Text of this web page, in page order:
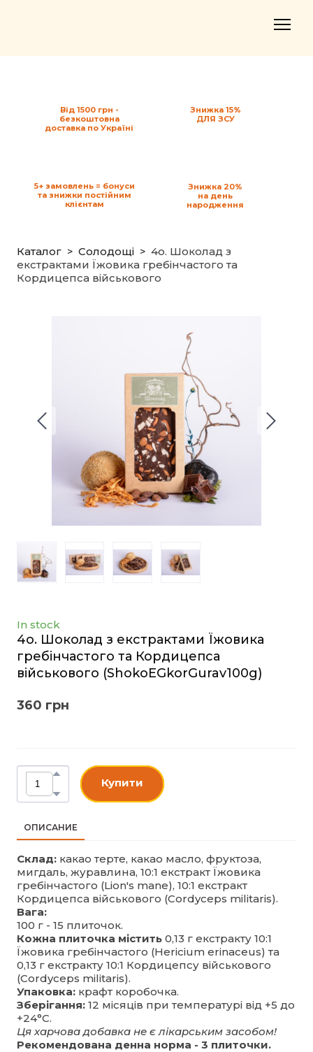
Знижка 15%
ДЛЯ ЗСУ
Від 1500 грн -
безкоштовна
доставка по Україні
5+ замовлень = бонуси
та знижки постійним
клієнтам
Знижка 20%
на день
народження
Каталог Солодощі
4o. Шоколад з
екстрактами Їжовика гребінчастого та
Кордицепса військового
In stock
4o. Шоколад з екстрактами Їжовика
гребінчастого та Кордицепса
військового (ShokoEGkorGurav100g)
360 грн
Купити
ОПИСАНИЕ
Склад: какао терте, какао масло, фруктоза,
мигдаль, журавлина, 10:1 екстракт Їжовика
гребінчастого (Lion's mane), 10:1 екстракт
Кордицепса військового (Cordyceps militaris).
Вага:
100 г - 15 плиточок.
Кожна плиточка містить 0,13 г екстракту 10:1
Їжовика гребінчастого (Hericium erinaceus) та
0,13 г екстракту 10:1 Кордицепсу військового
(Cordyceps militaris).
Упаковка: крафт коробочка.
Зберігання: 12 місяців при температурі від +5 до
+24°C.
Ця харчова добавка не є лікарським засобом!
Рекомендована денна норма - 3 плиточки.